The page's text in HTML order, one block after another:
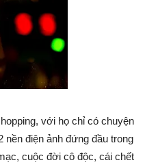
với họ chỉ có chuyện
điện ảnh đứng đầu trong
cuộc đời cô độc, cái chết